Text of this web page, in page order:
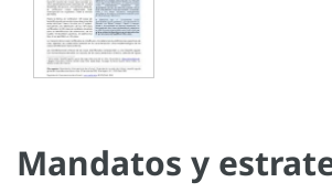
Mandatos y